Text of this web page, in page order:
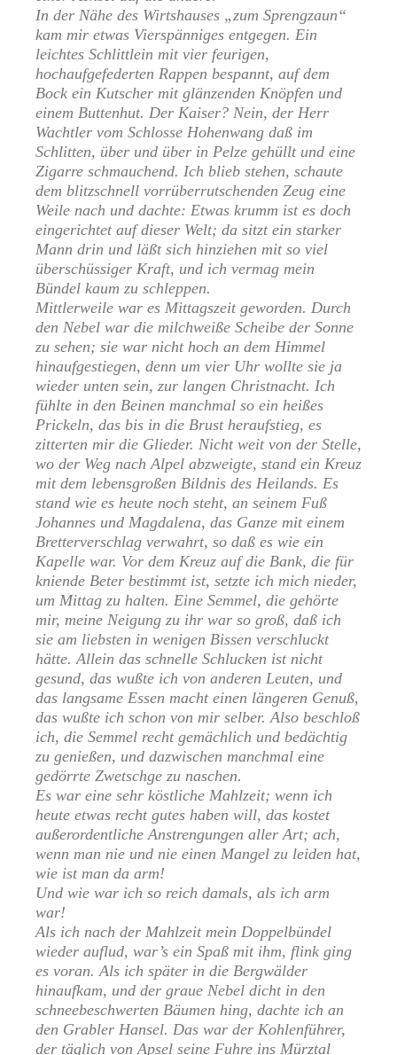
In der Nähe des Wirtshauses „zum Sprengzaun“
kam mir etwas Vierspänniges entgegen. Ein
leichtes Schlittlein mit vier feurigen,
hochaufgefederten Rappen bespannt, auf dem
Bock ein Kutscher mit glänzenden Knöpfen und
einem Buttenhut. Der Kaiser? Nein, der Herr
Wachtler vom Schlosse Hohenwang daß im
Schlitten, über und über in Pelze gehüllt und eine
Zigarre schmauchend. Ich blieb stehen, schaute
dem blitzschnell vorrüberrutschenden Zeug eine
Weile nach und dachte: Etwas krumm ist es doch
eingerichtet auf dieser Welt; da sitzt ein starker
Mann drin und läßt sich hinziehen mit so viel
überschüssiger Kraft, und ich vermag mein
Bündel kaum zu schleppen.
Mittlerweile war es Mittagszeit geworden. Durch
den Nebel war die milchweiße Scheibe der Sonne
zu sehen; sie war nicht hoch an dem Himmel
hinaufgestiegen, denn um vier Uhr wollte sie ja
wieder unten sein, zur langen Christnacht. Ich
fühlte in den Beinen manchmal so ein heißes
Prickeln, das bis in die Brust heraufstieg, es
zitterten mir die Glieder. Nicht weit von der Stelle,
wo der Weg nach Alpel abzweigte, stand ein Kreuz
mit dem lebensgroßen Bildnis des Heilands. Es
stand wie es heute noch steht, an seinem Fuß
Johannes und Magdalena, das Ganze mit einem
Bretterverschlag verwahrt, so daß es wie ein
Kapelle war. Vor dem Kreuz auf die Bank, die für
kniende Beter bestimmt ist, setzte ich mich nieder,
um Mittag zu halten. Eine Semmel, die gehörte
mir, meine Neigung zu ihr war so groß, daß ich
sie am liebsten in wenigen Bissen verschluckt
hätte. Allein das schnelle Schlucken ist nicht
gesund, das wußte ich von anderen Leuten, und
das langsame Essen macht einen längeren Genuß,
das wußte ich schon von mir selber. Also beschloß
ich, die Semmel recht gemächlich und bedächtig
zu genießen, und dazwischen manchmal eine
gedörrte Zwetschge zu naschen.
Es war eine sehr köstliche Mahlzeit; wenn ich
heute etwas recht gutes haben will, das kostet
außerordentliche Anstrengungen aller Art; ach,
wenn man nie und nie einen Mangel zu leiden hat,
wie ist man da arm!
Und wie war ich so reich damals, als ich arm
war!
Als ich nach der Mahlzeit mein Doppelbündel
wieder auflud, war’s ein Spaß mit ihm, flink ging
es voran. Als ich später in die Bergwälder
hinaufkam, und der graue Nebel dicht in den
schneebeschwerten Bäumen hing, dachte ich an
den Grabler Hansel. Das war der Kohlenführer,
der täglich von Apsel seine Fuhre ins Mürztal